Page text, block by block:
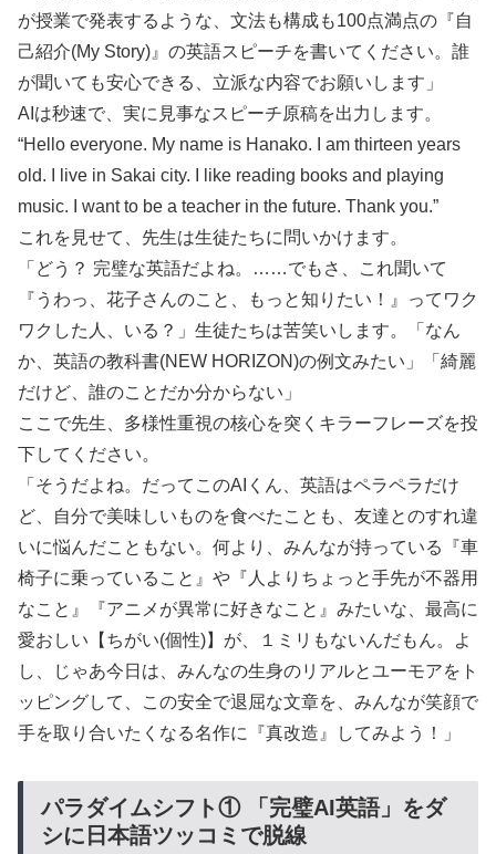
が授業で発表するような、文法も構成も100点満点の『自
己紹介(My Story)』の英語スピーチを書いてください。誰
が聞いても安心できる、立派な内容でお願いします」
AIは秒速で、実に見事なスピーチ原稿を出力します。
“Hello everyone. My name is Hanako. I am thirteen years
old. I live in Sakai city. I like reading books and playing
music. I want to be a teacher in the future. Thank you.”
これを見せて、先生は生徒たちに問いかけます。
「どう？ 完璧な英語だよね。……でもさ、これ聞いて
『うわっ、花子さんのこと、もっと知りたい！』ってワク
ワクした人、いる？」生徒たちは苦笑いします。「なん
か、英語の教科書(NEW HORIZON)の例文みたい」「綺麗
だけど、誰のことだか分からない」
ここで先生、多様性重視の核心を突くキラーフレーズを投
下してください。
「そうだよね。だってこのAIくん、英語はペラペラだけ
ど、自分で美味しいものを食べたことも、友達とのすれ違
いに悩んだこともない。何より、みんなが持っている『車
椅子に乗っていること』や『人よりちょっと手先が不器用
なこと』『アニメが異常に好きなこと』みたいな、最高に
愛おしい【ちがい(個性)】が、１ミリもないんだもん。よ
し、じゃあ今日は、みんなの生身のリアルとユーモアをト
ッピングして、この安全で退屈な文章を、みんなが笑顔で
手を取り合いたくなる名作に『真改造』してみよう！」
パラダイムシフト① 「完璧AI英語」をダ
シに日本語ツッコミで脱線